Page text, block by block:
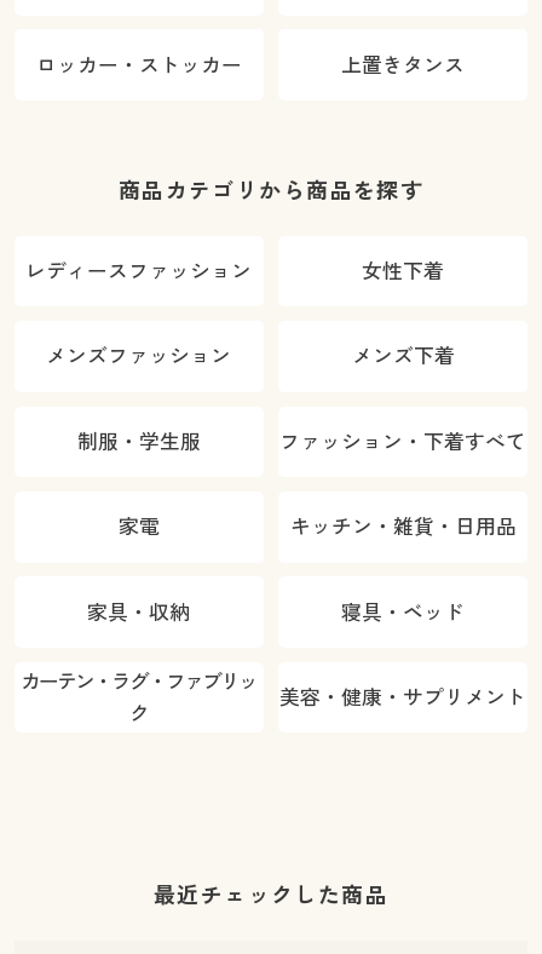
ロッカー・ストッカー 上置きタンス
商品カテゴリから商品を探す
レディースファッション 女性下着
メンズファッション メンズ下着
制服・学生服 ファッション・下着すべて
家電 キッチン・雑貨・日用品
家具・収納 寝具・ベッド
カーテン・ラグ・ファブリッ
ク
美容・健康・サプリメント
最近チェックした商品